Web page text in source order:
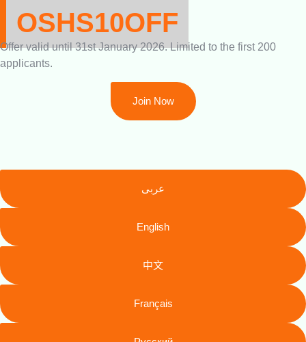
OSHS10OFF
Offer valid until 31st January 2026. Limited to the first 200
applicants.
Join Now
عربى
English
中文
Français